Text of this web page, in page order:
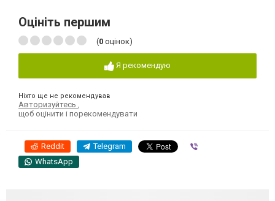
Оцініть першим
(0 оцінок)
Я рекомендую
Ніхто ще не рекомендував
Авторизуйтесь
щоб оцінити і порекомендувати
Reddit Telegram
WhatsApp